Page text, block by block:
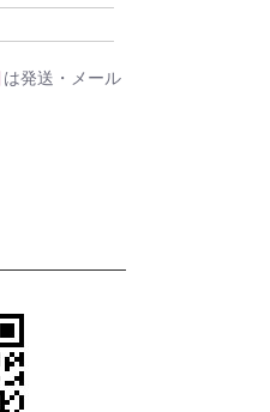
は発送・メール